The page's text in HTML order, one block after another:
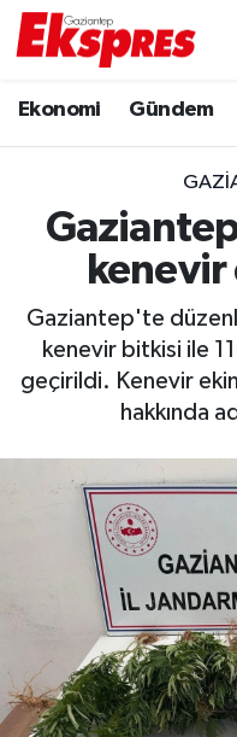
Ekonomi Gündem
Gaziantep'te
kenevir bitkisi ile
geçirildi. Kenevir
hakkında
Ekonomi
Gaziantep son
Genel
Gündem
Haberler
Kültür Sanat
Magazin
Müzik
Piyasa
Resmi İlanlar
Trafik Durumu
Puan Durumu ve
Tüm Manşetler
Son Dakika
Haber Arşivi